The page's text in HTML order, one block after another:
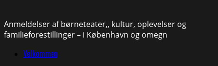
Anmeldelser af børneteater,, kultur, oplevelser og
familieforestillinger – i København og omegn
PrimaryVelkommen